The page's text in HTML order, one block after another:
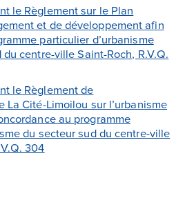
le Règlement sur le Plan
et de développement afin
particulier d’urbanisme
centre-ville Saint-Roch, R.V.Q.
le Règlement de
La Cité-Limoilou sur l’urbanisme
au programme
du secteur sud du centre-ville
304